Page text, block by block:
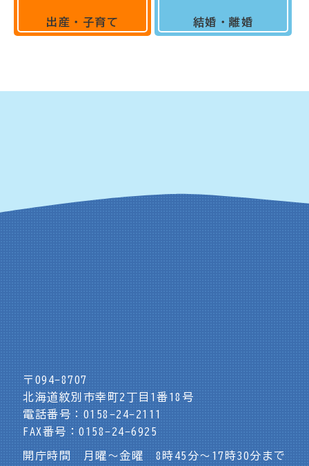
出産・子育て 結婚・離婚
〒094-8707
北海道紋別市幸町2丁目1番18号
電話番号：0158-24-2111
FAX番号：0158-24-6925
開庁時間 月曜～金曜 8時45分～17時30分まで